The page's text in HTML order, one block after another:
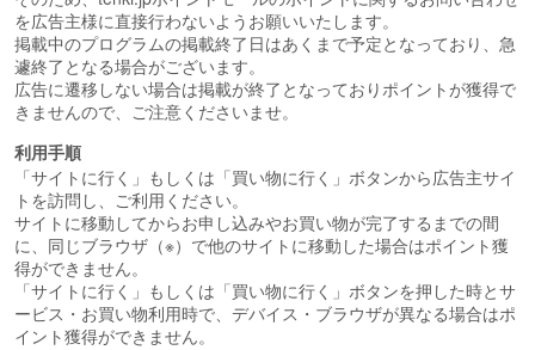
を広告主様に直接行わないようお願いいたします。
掲載中のプログラムの掲載終了日はあくまで予定となっており、急
遽終了となる場合がございます。
広告に遷移しない場合は掲載が終了となっておりポイントが獲得で
きませんので、ご注意くださいませ。
利用手順
「サイトに行く」もしくは「買い物に行く」ボタンから広告主サイ
トを訪問し、ご利用ください。
サイトに移動してからお申し込みやお買い物が完了するまでの間
に、同じブラウザ（※）で他のサイトに移動した場合はポイント獲
得ができません。
「サイトに行く」もしくは「買い物に行く」ボタンを押した時とサ
ービス・お買い物利用時で、デバイス・ブラウザが異なる場合はポ
イント獲得ができません。